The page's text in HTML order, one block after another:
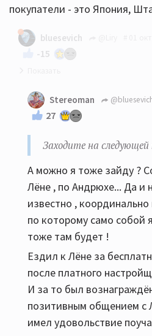
покупатели - это Япония,
bluesevich
-15
Нуууу...в общем-то
Даже претерпевший
великобританский:)) Ну и
Заходите на следующей
PS а перечисленных вами в
Перевезенцев и пр. к какой
относите?
Stereoman
27
Заходите на
А можно я тоже зайду ?
Лёне , по Андрюхе... Да и
известно ,
по которому само собой
тоже там будет !
Ездил к Лёне за
после платного
И за то был
позитивным общением с
имел удовольствие